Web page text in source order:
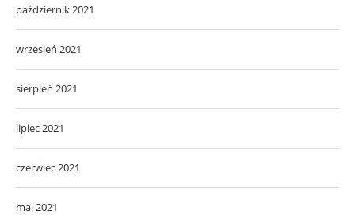
październik 2021
wrzesień 2021
sierpień 2021
lipiec 2021
czerwiec 2021
maj 2021